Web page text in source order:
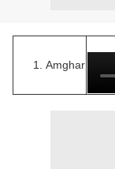
Amghar